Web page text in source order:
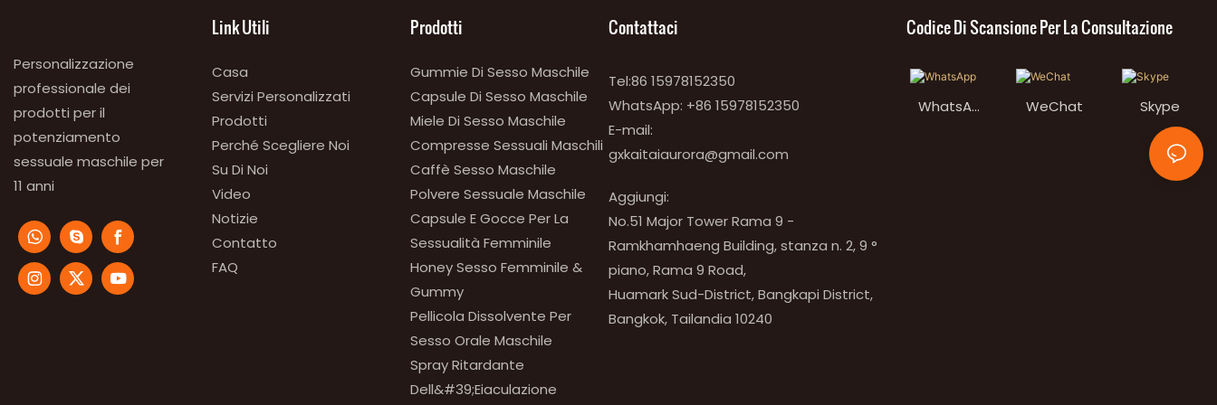
Personalizzazione
professionale dei
prodotti per il
potenziamento
sessuale maschile per
11 anni
Link Utili
Casa
Servizi Personalizzati
Prodotti
Perché Scegliere Noi
Su Di Noi
Video
Notizie
Contatto
FAQ
Prodotti
Gummie Di Sesso Maschile
Capsule Di Sesso Maschile
Miele Di Sesso Maschile
Compresse Sessuali Maschili
Caffè Sesso Maschile
Polvere Sessuale Maschile
Capsule E Gocce Per La
Sessualità Femminile
Honey Sesso Femminile &
Gummy
Pellicola Dissolvente Per
Sesso Orale Maschile
Spray Ritardante
Dell&#39;eiaculazione
Contattaci
Tel:86 15978152350
WhatsApp: +86 15978152350
E-mail:
gxkaitaiaurora@gmail.com
Aggiungi:
No.51 Major Tower Rama 9 -
Ramkhamhaeng Building, stanza n. 2, 9 °
piano, Rama 9 Road,
Huamark Sud-District, Bangkapi District,
Bangkok, Tailandia 10240
Codice Di Scansione Per La Consultazione
WhatsAp
WeChat Skype